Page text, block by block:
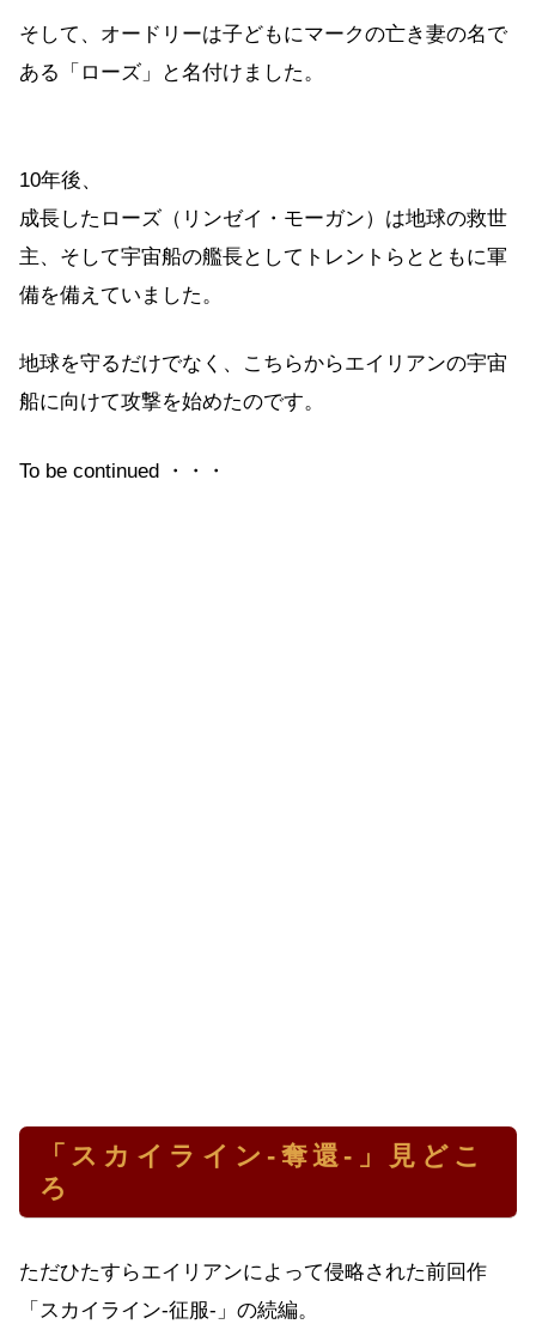
そして、オードリーは子どもにマークの亡き妻の名で
ある「ローズ」と名付けました。
10年後、
成長したローズ（リンゼイ・モーガン）は地球の救世
主、そして宇宙船の艦長としてトレントらとともに軍
備を備えていました。
地球を守るだけでなく、こちらからエイリアンの宇宙
船に向けて攻撃を始めたのです。
To be continued ・・・
「スカイライン-奪還-」見どこ
ろ
ただひたすらエイリアンによって侵略された前回作
「スカイライン-征服-」の続編。